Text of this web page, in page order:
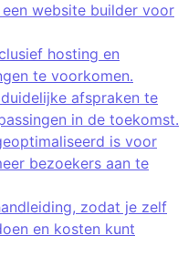
website builder voor
hosting en
te voorkomen.
afspraken te
in de toekomst.
is voor
bezoekers aan te
zodat je zelf
en kosten kunt